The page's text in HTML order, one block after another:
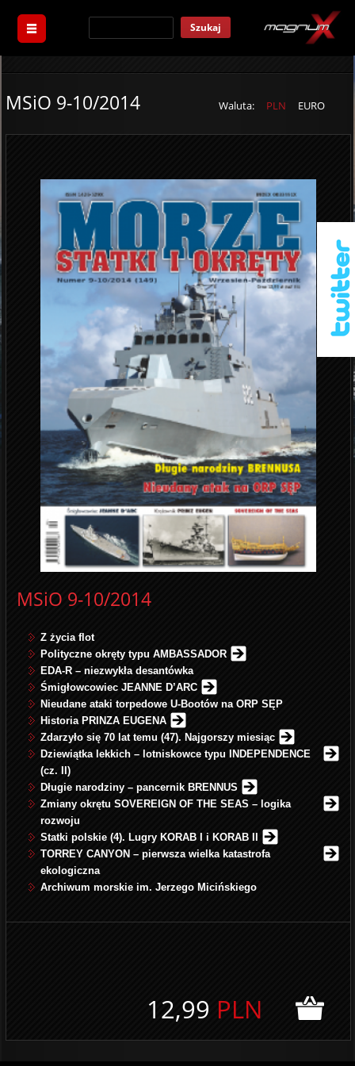
Szukaj
Waluta: PLN EURO
MSiO 9-10/2014
MSiO 9-10/2014
Z życia flot
Polityczne okręty typu AMBASSADOR
EDA-R – niezwykła desantówka
Śmigłowcowiec JEANNE D’ARC
Nieudane ataki torpedowe U-Bootów na ORP SĘP
Historia PRINZA EUGENA
Zdarzyło się 70 lat temu (47). Najgorszy miesiąc
Dziewiątka lekkich – lotniskowce typu INDEPENDENCE
(cz. II)
Długie narodziny – pancernik BRENNUS
Zmiany okrętu SOVEREIGN OF THE SEAS – logika
rozwoju
Statki polskie (4). Lugry KORAB I i KORAB II
TORREY CANYON – pierwsza wielka katastrofa
ekologiczna
Archiwum morskie im. Jerzego Micińskiego
12,99 PLN